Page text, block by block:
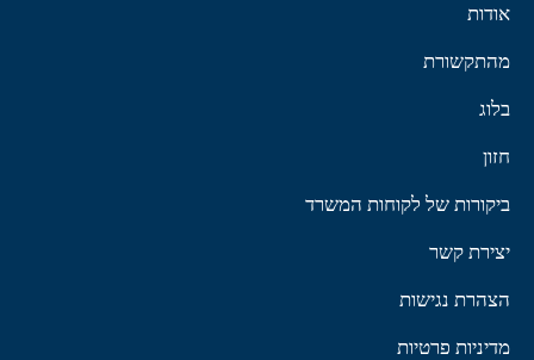
אודות
מהתקשורת
בלוג
חזון
ביקורות של לקוחות המשרד
יצירת קשר
הצהרת נגישות
מדיניות פרטיות